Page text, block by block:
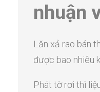
nhuận
Lăn xả rao bán
được bao nhiêu
Phát tờ rơi thì